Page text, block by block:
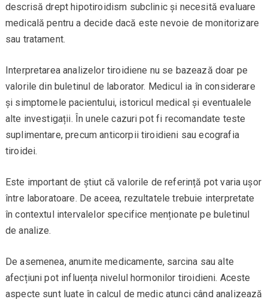
descrisă drept hipotiroidism subclinic și necesită evaluare
medicală pentru a decide dacă este nevoie de monitorizare
sau tratament.
Interpretarea analizelor tiroidiene nu se bazează doar pe
valorile din buletinul de laborator. Medicul ia în considerare
și simptomele pacientului, istoricul medical și eventualele
alte investigații. În unele cazuri pot fi recomandate teste
suplimentare, precum anticorpii tiroidieni sau ecografia
tiroidei.
Este important de știut că valorile de referință pot varia ușor
între laboratoare. De aceea, rezultatele trebuie interpretate
în contextul intervalelor specifice menționate pe buletinul
de analize.
De asemenea, anumite medicamente, sarcina sau alte
afecțiuni pot influența nivelul hormonilor tiroidieni. Aceste
aspecte sunt luate în calcul de medic atunci când analizează